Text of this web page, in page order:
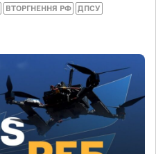
ВТОРГНЕННЯ РФ ДПСУ